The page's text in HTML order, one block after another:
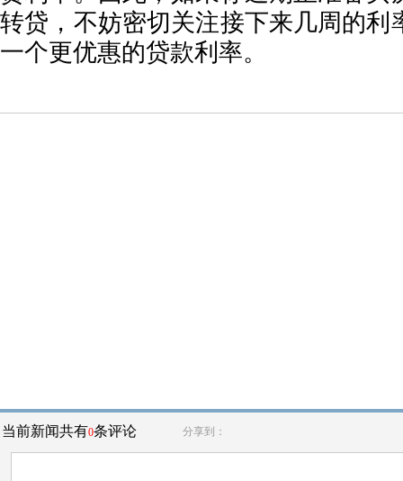
转贷，不妨密切关注接下来几周的利
一个更优惠的贷款利率。
当前新闻共有0条评论 分享到：